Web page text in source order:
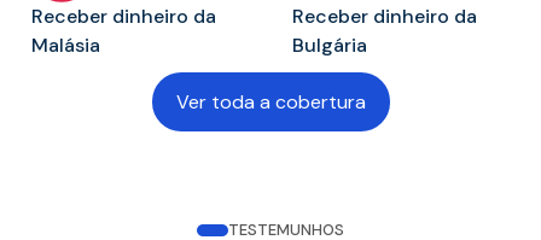
Receber dinheiro da
Malásia
Receber dinheiro da
Bulgária
Ver toda a cobertura
TESTEMUNHOS